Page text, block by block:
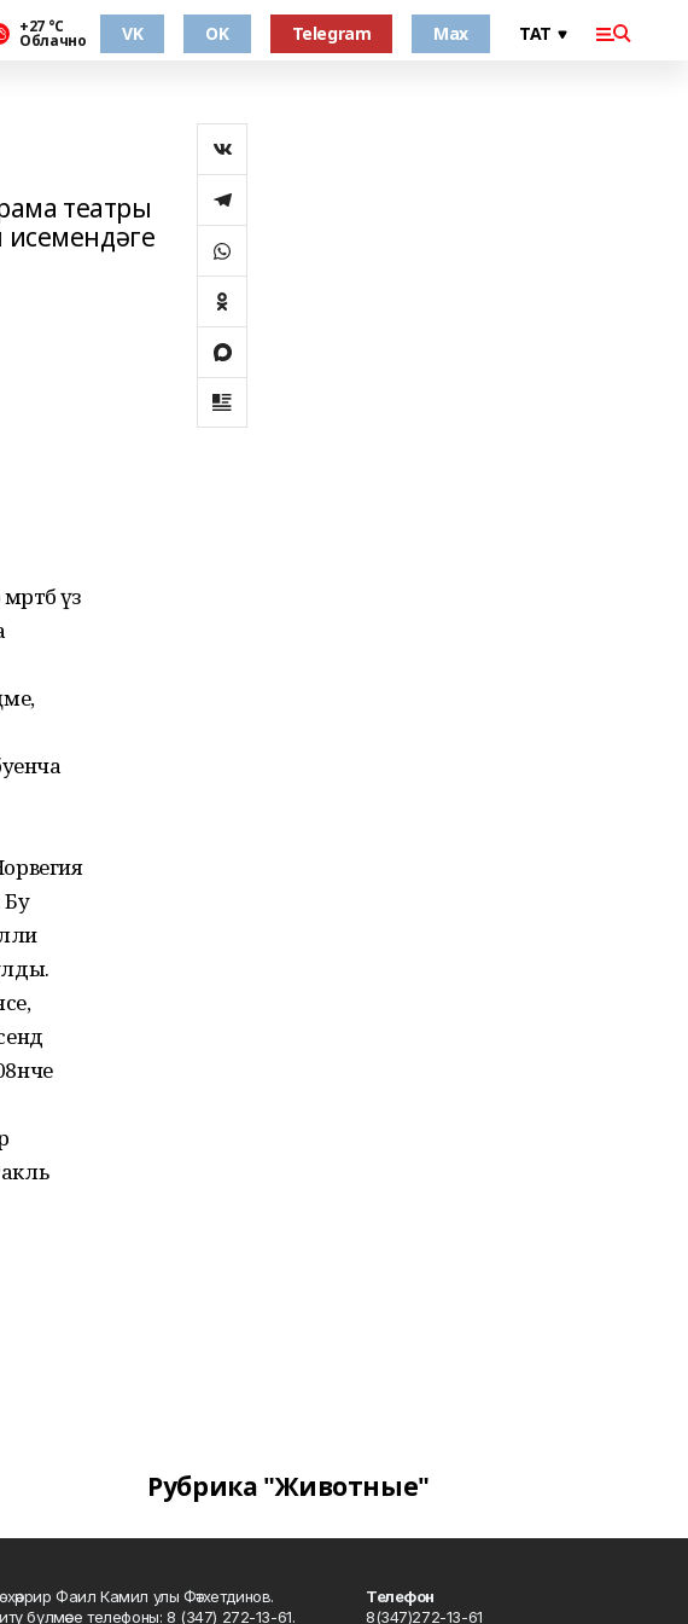
+27 °С
Облачно VK OK Telegram Max
театры
исемендәге
үз
Бу
Рубрика "Животные"
Фаил Камил улы Фәтхетдинов.
бүлмәсе телефоны: 8 (347) 272-13-61.
Телефон
8(347)272-13-61